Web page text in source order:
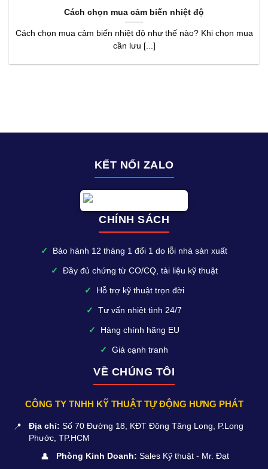
Cách chọn mua cảm biến nhiệt độ
Cách chọn mua cảm biến nhiệt độ như thế nào? Khi chọn mua
cần lưu [...]
KẾT NỐI ZALO
CHÍNH SÁCH
✓ Bảo hành 12 tháng 1 đổi 1 do lỗi nhà sản xuất
✓ Đầy đủ chứng từ CO/CQ, tài liệu kỹ thuật
✓ Hỗ trợ kỹ thuật trọn đời
✓ Tư vấn nhiệt tình 24/7
✓ Hàng chính hãng EU
✓ Giá cạnh tranh
VỀ CHÚNG TÔI
CÔNG TY TNHH KỸ THUẬT TỰ ĐỘNG HƯNG PHÁT
📍 Địa chỉ: Số 70 Đường 18, KĐT Đông Tăng Long, P.Long
Phước, TP.HCM
👤 Phòng Kinh Doanh: Sales Kỹ thuật - Mr. Đạt